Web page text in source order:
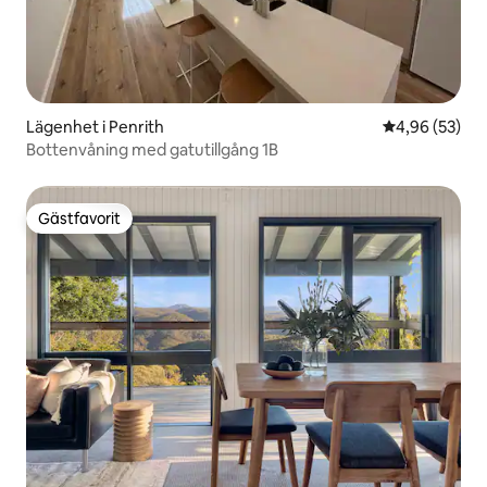
Lägenhet i Penrith 4,96 av 5 i
4,96 (53)
Bottenvåning med gatutillgång 1B
Gästfavorit
Gästfavorit